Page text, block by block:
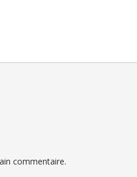
commentaire.